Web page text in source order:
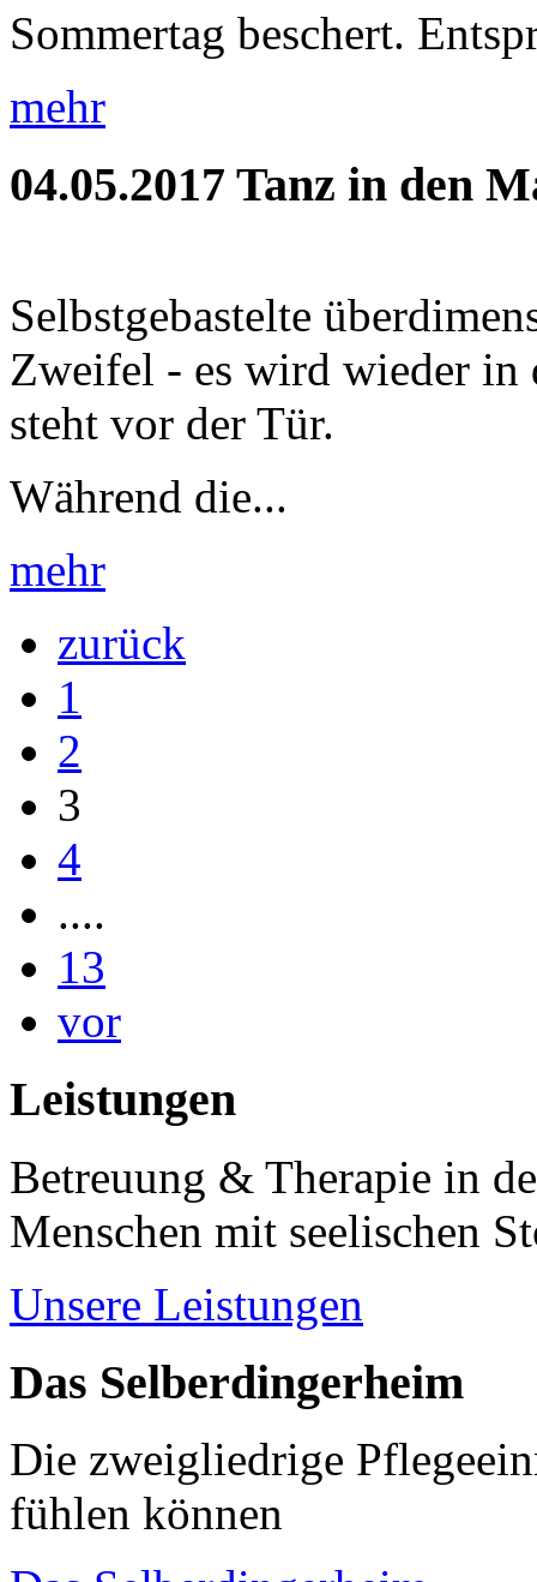
Sommertag beschert.
mehr
04.05.2017 Tanz in den
Selbstgebastelte
Zweifel - es wird wieder in
steht vor der Tür.
Während die...
mehr
zurück
1
2
3
4
....
13
vor
Leistungen
Betreuung & Therapie in
Menschen mit seelischen
Unsere Leistungen
Das Selberdingerheim
Die zweigliedrige
fühlen können